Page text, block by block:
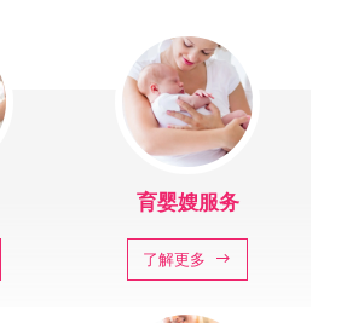
育婴嫂服务
了解更多